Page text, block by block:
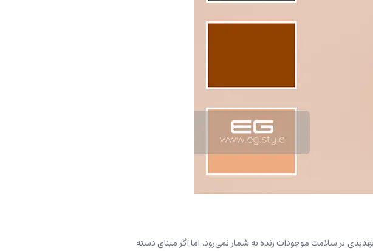
بر سلامت موجودات زنده به شمار نمی‌رود. اما اگر مبنای دسته